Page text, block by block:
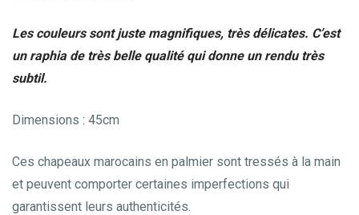
Les couleurs sont juste magnifiques, très délicates. C’est
un raphia de très belle qualité qui donne un rendu très
subtil.
Dimensions : 45cm
Ces chapeaux marocains en palmier sont tressés à la main
et peuvent comporter certaines imperfections qui
garantissent leurs authenticités.